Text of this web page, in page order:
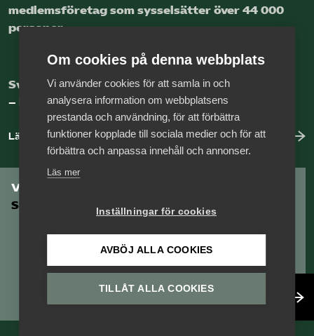
medlems­företag som sysselsätter över 44 000
personer.
Sveriges nya basnäring
– landets främsta integrationsmotor.
Läs mer om oss
Vill du vara en del av
Serviceföretagen?
Om cookies på denna webbplats
Vi använder cookies för att samla in och
analysera information om webbplatsens
prestanda och användning, för att förbättra
funktioner kopplade till sociala medier och för att
förbättra och anpassa innehåll och annonser.
Läs mer
Inställningar för cookies
AVBÖJ ALLA COOKIES
TILLÅT ALLA COOKIES